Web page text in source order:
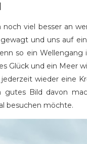
viel besser an
und uns auf
so ein
Glück und ein Meer
wieder eine
gutes Bild davon
besuchen möchte.